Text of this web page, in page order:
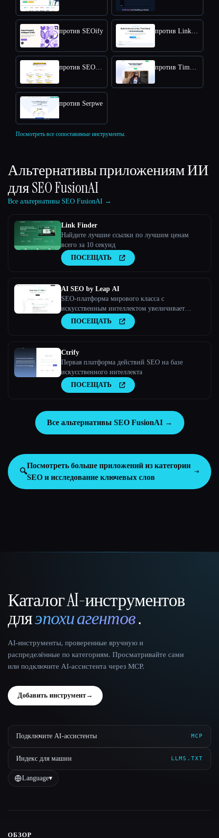
против SEOify против LinkActions
против SEOByAI против TimeSkip
против Serpwe
Посмотреть все сопоставимые инструменты.
Альтернативы приложениям ИИ
дляSEO FusionAI
Все альтернативы SEO FusionAI →
Link Finder
Найдите лучшие ссылки по лучшим ценам
всего за 10 секунд
ПОСЕЩАТЬ
AI SEO by Leap AI
SEO-платформа мирового класса с
искусственным интеллектом увеличивает
органический трафик и отражает голос вашего
бренда. Обеспечивает высококачественный и
ПОСЕЩАТЬ
Ctrify
Первая платформа действий SEO на базе
искусственного интеллекта
ПОСЕЩАТЬ
Все альтернативы SEO FusionAI →
🔍
Посмотреть больше приложений из категории
SEO и исследование ключевых слов
That AI Collection
Каталог AI-инструментов
дляэпохи агентов.
AI-инструменты, проверенные вручную и
распределённые по категориям. Просматривайте сами
или подключите AI-ассистента через MCP.
Добавить инструмент→
Подключите AI-ассистенты MCP
Индекс для машин LLMS.TXT
Language▾
ОБЗОР